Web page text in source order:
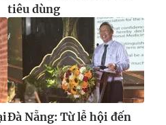
tiêu dùng
Đà Nẵng: Từ lễ hội đến